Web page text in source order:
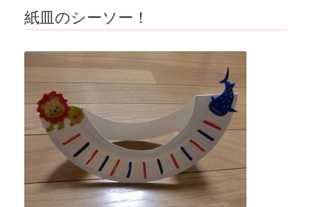
紙皿のシーソー！